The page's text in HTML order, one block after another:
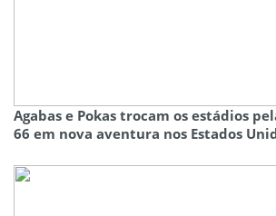
Agabas e Pokas trocam os estádios
66 em nova aventura nos Estados